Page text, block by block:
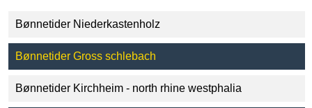
Bønnetider Niederkastenholz
Bønnetider Gross schlebach
Bønnetider Kirchheim - north rhine westphalia